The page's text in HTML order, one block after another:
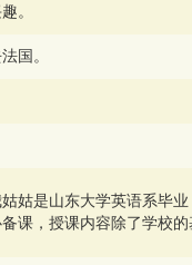
。
国。
姑是山东大学英语系毕
课，授课内容除了学校